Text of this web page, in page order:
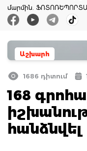
մարմին.
Աշխարհ
1686 դիտում
168
հանձնվել